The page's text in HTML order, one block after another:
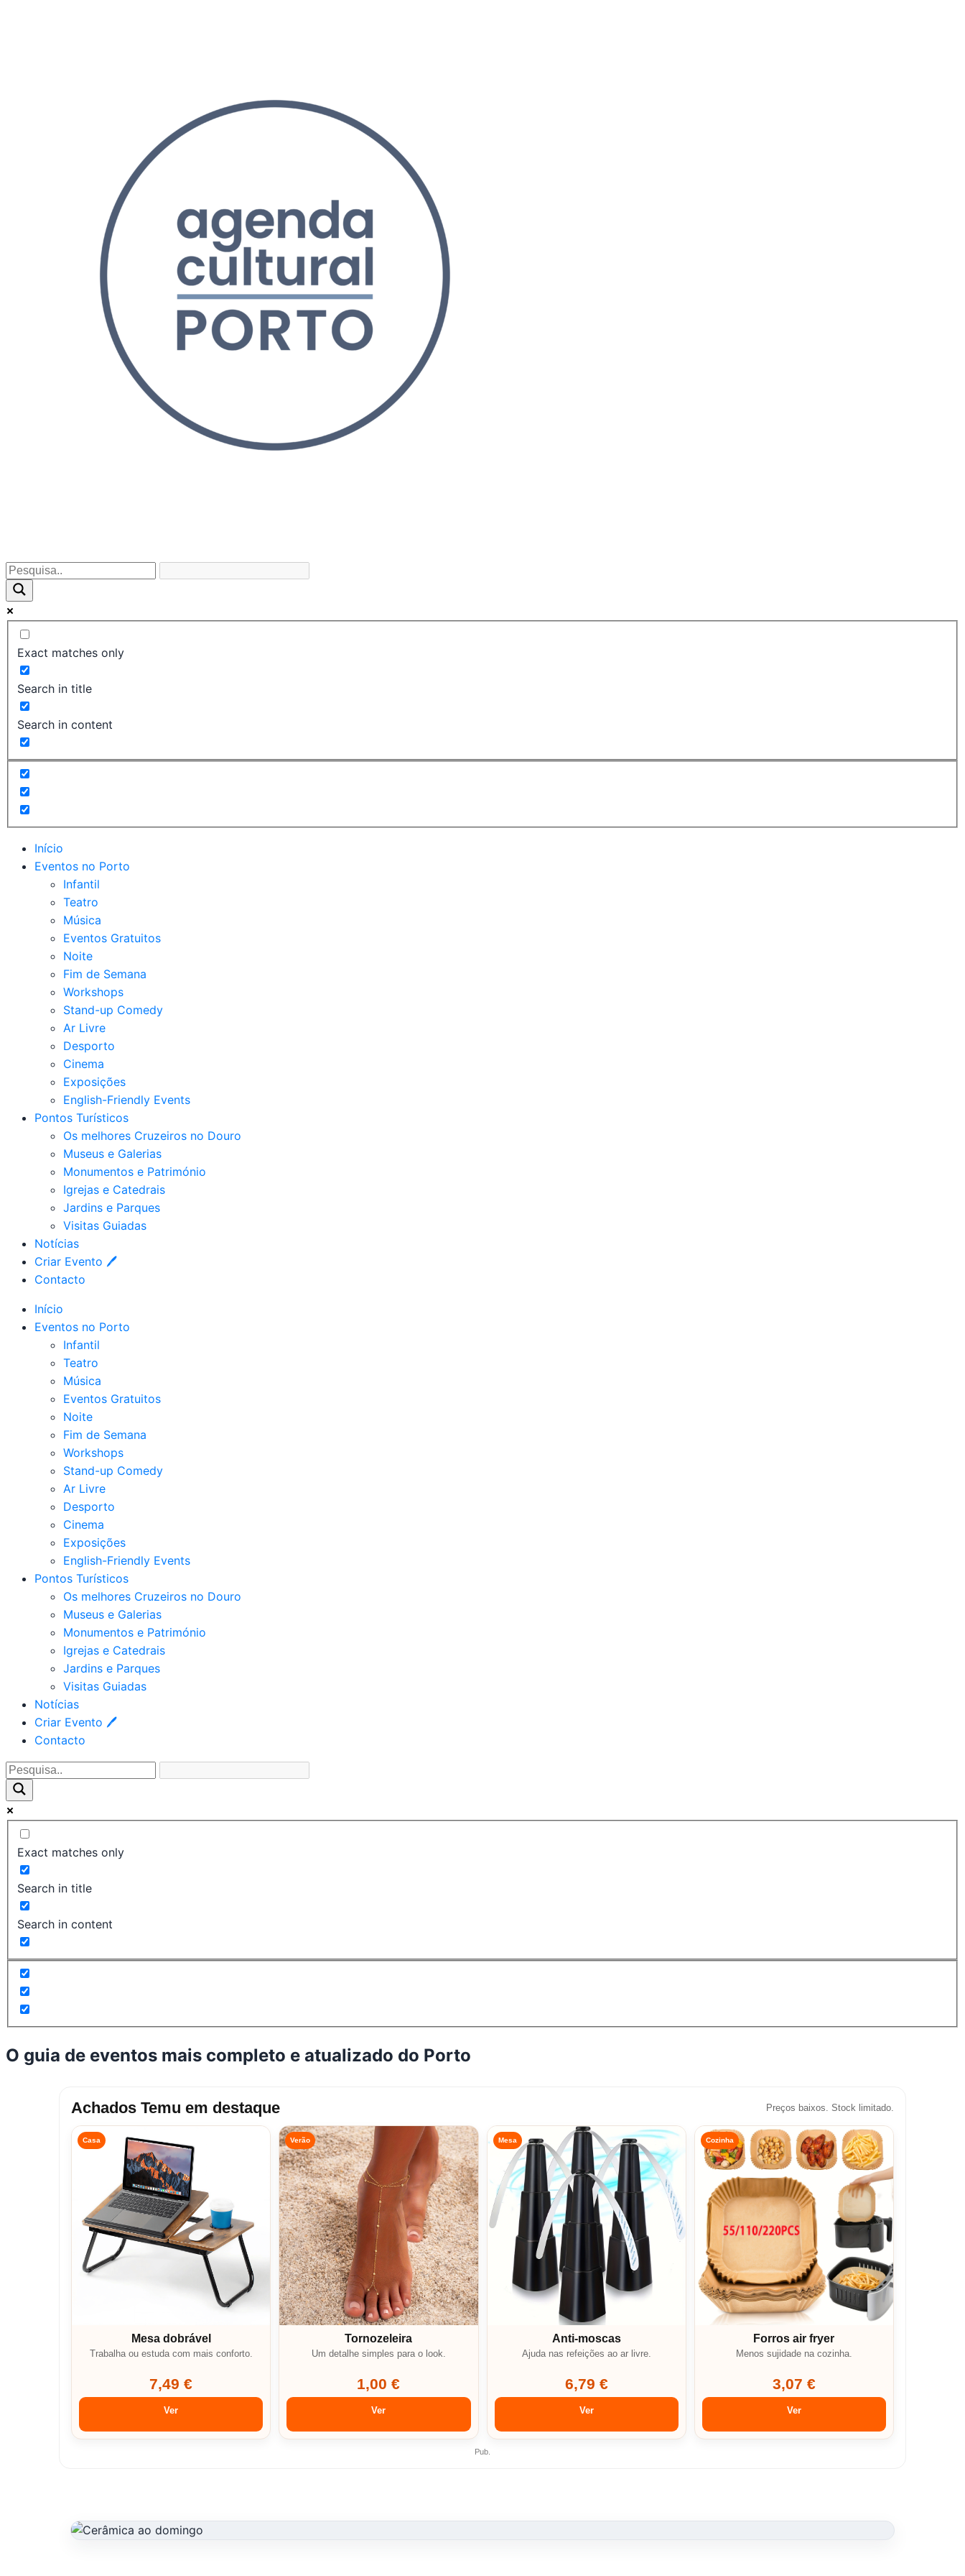
Exact matches only
Search in title
Search in content
Início
Eventos no Porto
Infantil
Teatro
Música
Eventos Gratuitos
Noite
Fim de Semana
Workshops
Stand-up Comedy
Ar Livre
Desporto
Cinema
Exposições
English-Friendly Events
Pontos Turísticos
Os melhores Cruzeiros no Douro​
Museus e Galerias
Monumentos e Património
Igrejas e Catedrais
Jardins e Parques
Visitas Guiadas
Notícias
Criar Evento 🖊
Contacto
Início
Eventos no Porto
Infantil
Teatro
Música
Eventos Gratuitos
Noite
Fim de Semana
Workshops
Stand-up Comedy
Ar Livre
Desporto
Cinema
Exposições
English-Friendly Events
Pontos Turísticos
Os melhores Cruzeiros no Douro​
Museus e Galerias
Monumentos e Património
Igrejas e Catedrais
Jardins e Parques
Visitas Guiadas
Notícias
Criar Evento 🖊
Contacto
Exact matches only
Search in title
Search in content
O guia de eventos mais completo e atualizado do Porto
Achados Temu em destaque Preços baixos. Stock limitado.
Casa
Mesa dobrável
Trabalha ou estuda com mais conforto.
7,49 €
Ver
Verão
Tornozeleira
Um detalhe simples para o look.
1,00 €
Ver
Mesa
Anti-moscas
Ajuda nas refeições ao ar livre.
6,79 €
Ver
Cozinha
Forros air fryer
Menos sujidade na cozinha.
3,07 €
Ver
Pub.